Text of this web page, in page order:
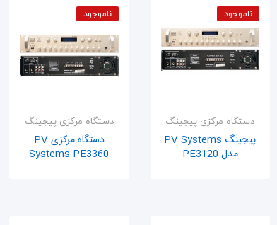
ناموجود
دستگاه مرکزی پیجینگ
پیجینگ PV Systems
مدل PE3120
اضافه به سبد
ناموجود
دستگاه مرکزی پیجینگ
دستگاه مرکزی PV
Systems PE3360